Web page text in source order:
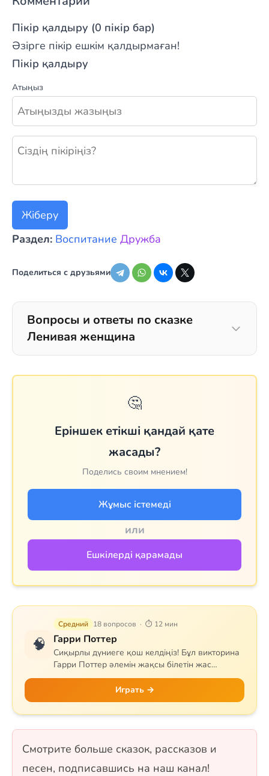
Пікір қалдыру (0 пікір бар)
Әзірге пікір ешкім қалдырмаған!
Пікір қалдыру
Атыңыз
Жаңа пікір қалдыру
Жіберу
Раздел: Воспитание Дружба
Поделиться с друзьями
Вопросы и ответы по сказке
Ленивая женщина
🤔
Еріншек етікші қандай қате
жасады?
Поделись своим мнением!
Жұмыс істемеді
или
Ешкілерді қарамады
🧠
Средний 18 вопросов · ⏱ 12 мин
Гарри Поттер
Сиқырлы дүниеге қош келдіңіз! Бұл викторина
Гарри Поттер әлемін жақсы білетін жас
сиқыршыларға арналған. Сұрақтар Хогвартс
мектебін, квиддичті, негізгі кейіпкерлерді,
сиқырлы заттар мен арнайы сиқырларды
қамтиды. Гриффиндор, Слизерин, Когтевран
сұрақ, бір таңдауды және рас/жалған
Играть →
Смотрите больше сказок, рассказов и
песен, подписавшись на наш канал!